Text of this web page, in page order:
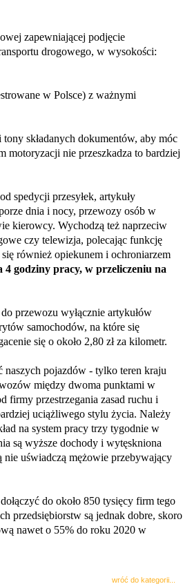
zapewniającej podjęcie
drogowego, w wysokości:
w Polsce) z ważnymi
składanych dokumentów, aby móc
motoryzacji nie przeszkadza to bardziej
spedycji przesyłek, artykuły
dnia i nocy, przewozy osób w
kierowcy. Wychodzą też naprzeciw
czy telewizja, polecając funkcję
również opiekunem i ochroniarzem
4 godziny pracy, w przeliczeniu na
przewozu wyłącznie artykułów
samochodów, na które się
się o około 2,80 zł za kilometr.
pojazdów - tylko teren kraju
między dwoma punktami w
firmy przestrzegania zasad ruchu i
uciążliwego stylu życia. Należy
na system pracy trzy tygodnie w
są wyższe dochody i wytęskniona
nie uświadczą mężowie przebywający
do około 850 tysięcy firm tego
przedsiębiorstw są jednak dobre, skoro
nawet o 55% do roku 2020 w
wróć do kategorii...